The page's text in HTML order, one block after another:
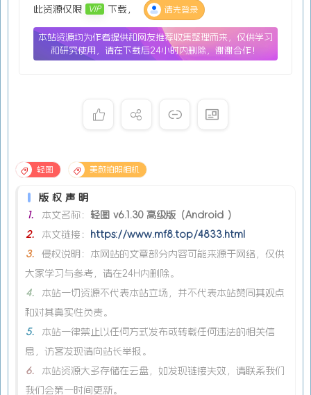
此资源仅限 VIP 下载， 请先登录
本站资源均为作者提供和网友推荐收集整理而来，仅供学习
和研究使用，请在下载后24小时内删除，谢谢合作！
轻图 美颜拍照相机
版权声明
1.
本文名称： 轻图 v6.1.30 高级版（Android ）
2.
本文链接：
https://www.mf8.top/4833.html
3.
侵权说明：本网站的文章部分内容可能来源于网络，仅供
大家学习与参考，请在24H内删除。
4.
本站一切资源不代表本站立场，并不代表本站赞同其观点
和对其真实性负责。
5.
本站一律禁止以任何方式发布或转载任何违法的相关信
息，访客发现请向站长举报。
6.
本站资源大多存储在云盘，如发现链接失效，请联系我们
我们会第一时间更新。